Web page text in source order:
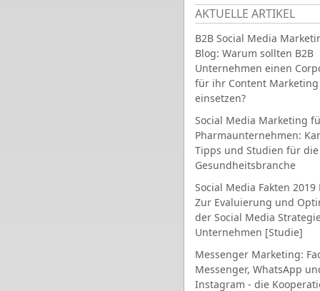
AKTUELLE ARTIKEL
B2B Social Media
Blog: Warum sollten B2B
Unternehmen einen
für ihr Content Marketing
einsetzen?
Social Media Marketing
Pharmaunternehmen:
Tipps und Studien für die
Gesundheitsbranche
Social Media Fakten 2019
Zur Evaluierung und
der Social Media
Unternehmen [Studie]
Messenger Marketing:
Messenger, WhatsApp
Instagram - die